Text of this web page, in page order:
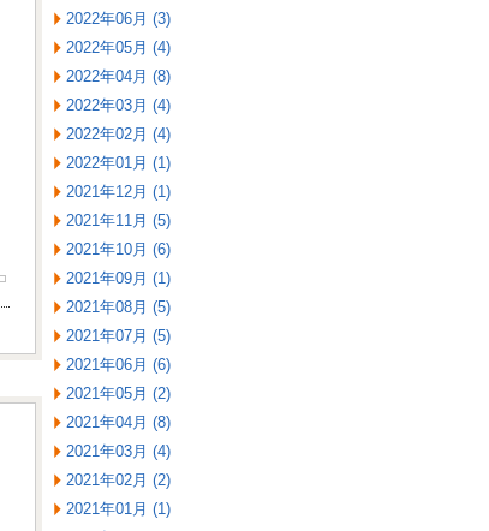
2022年06月 (3)
2022年05月 (4)
2022年04月 (8)
2022年03月 (4)
2022年02月 (4)
2022年01月 (1)
2021年12月 (1)
2021年11月 (5)
2021年10月 (6)
2021年09月 (1)
2021年08月 (5)
2021年07月 (5)
2021年06月 (6)
2021年05月 (2)
2021年04月 (8)
2021年03月 (4)
2021年02月 (2)
2021年01月 (1)